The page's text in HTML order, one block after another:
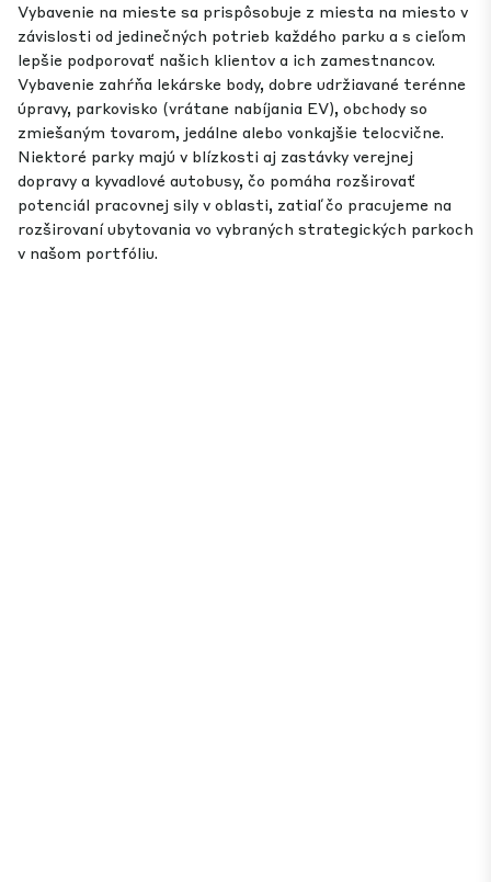
Vybavenie na mieste sa prispôsobuje z miesta na miesto v
závislosti od jedinečných potrieb každého parku a s cieľom
lepšie podporovať našich klientov a ich zamestnancov.
Vybavenie zahŕňa lekárske body, dobre udržiavané terénne
úpravy, parkovisko (vrátane nabíjania EV), obchody so
zmiešaným tovarom, jedálne alebo vonkajšie telocvične.
Niektoré parky majú v blízkosti aj zastávky verejnej
dopravy a kyvadlové autobusy, čo pomáha rozširovať
potenciál pracovnej sily v oblasti, zatiaľ čo pracujeme na
rozširovaní ubytovania vo vybraných strategických parkoch
v našom portfóliu.